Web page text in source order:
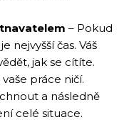
– Pokud
nejvyšší čas. Váš
jak se cítíte.
práce ničí.
a následně
celé situace.